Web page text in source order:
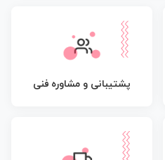
پشتیبانی و مشاوره فنی